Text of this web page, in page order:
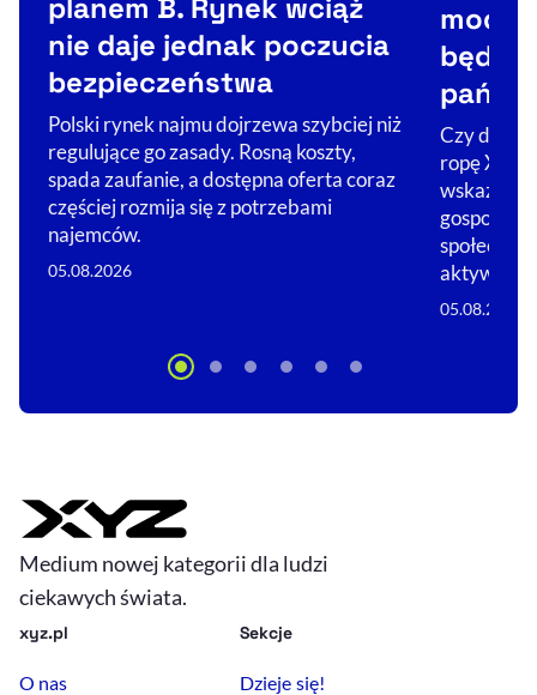
nie daje jednak poczucia
bezpieczeństwa
Polski rynek najmu dojrzewa szybciej niż
regulujące go zasady. Rosną koszty,
spada zaufanie, a dostępna oferta coraz
częściej rozmija się z potrzebami
najemców.
05.08.2026
moda.
Czy
ropę XXI
aktywne.…
05.08.2026
Medium nowej kategorii dla ludzi
ciekawych świata.
xyz.pl
O nas
Sekcje
Dzieje się!